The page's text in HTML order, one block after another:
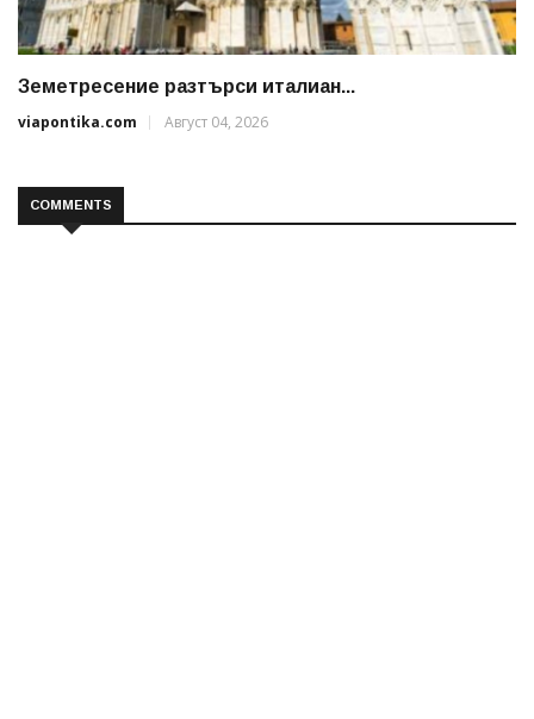
Земетресение разтърси италиан...
viapontika.com
Август 04, 2026
COMMENTS